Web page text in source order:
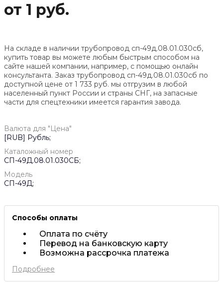
от 1 руб.
На складе в наличии трубопровод сп-49д.08.01.030сб,
купить товар вы можете любым быстрым способом на
сайте нашей компании, например, с помощью онлайн
консультанта. Заказ трубопровод сп-49д.08.01.030сб по
доступной цене от 1 733 руб. мы отгрузим в любой
населенный пункт России и страны СНГ, на запасные
части для спецтехники имеется гарантия завода.
Валюта для "Цена"
[RUB] Рубль;
Каталожный номер
СП-49Д.08.01.030СБ;
Модель
СП-49Д;
Способы оплаты
Оплата по счёту
Перевод на банковскую карту
Возможна рассрочка платежа
Подробнее